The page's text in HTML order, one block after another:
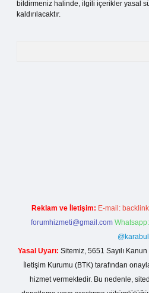
bildirmeniz halinde, ilgili içerikler yasal
kaldırılacaktır.
Reklam ve İletişim: E-mail:
forumhizmeti@gmail.com
@karabul
Yasal Uyarı: Sitemiz, 5651 Sayılı
İletişim Kurumu (BTK) tarafından
hizmet vermektedir. Bu nedenle,